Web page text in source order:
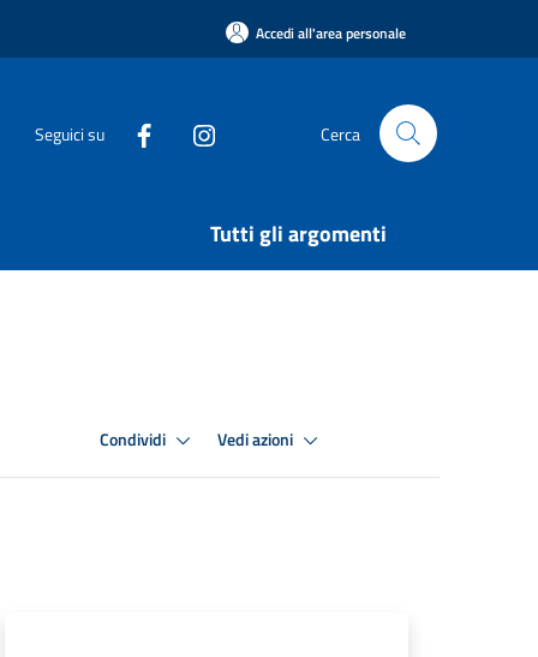
Accedi all'area personale
Seguici su Cerca
Tutti gli argomenti
Condividi Vedi azioni